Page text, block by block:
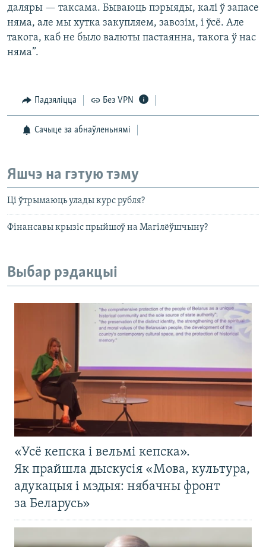
даляры — таксама. Бываюць пэрыяды, калі ў запасе
няма, але мы хутка закупляем, завозім, і ўсё. Але
такога, каб не было валюты пастаянна, такога ў нас
няма”.
Падзяліцца Без VPN
Сачыце за абнаўленьнямі
Яшчэ на гэтую тэму
Ці ўтрымаюць улады курс рубля?
Фінансавы крызіс прыйшоў на Магілёўшчыну?
Выбар рэдакцыі
«Усё кепска і вельмі кепска».
Як прайшла дыскусія «Мова, культура,
адукацыя і мэдыя: нябачны фронт
за Беларусь»